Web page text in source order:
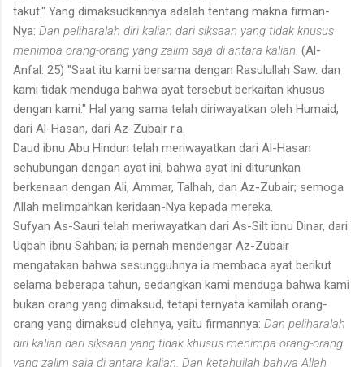
takut." Yang dimaksudkannya adalah tentang makna firman-
Nya: Dan peliharalah diri kalian dari siksaan yang tidak khusus
menimpa orang-orang yang zalim saja di antara kalian. (Al-
Anfal: 25) "Saat itu kami bersama dengan Rasulullah Saw. dan
kami tidak menduga bahwa ayat tersebut berkaitan khusus
dengan kami." Hal yang sama telah diriwayatkan oleh Humaid,
dari Al-Hasan, dari Az-Zubair r.a.
Daud ibnu Abu Hindun telah meriwayatkan dari Al-Hasan
sehubungan dengan ayat ini, bahwa ayat ini diturunkan
berkenaan dengan Ali, Ammar, Talhah, dan Az-Zubair; semoga
Allah melimpahkan keridaan-Nya kepada mereka.
Sufyan As-Sauri telah meriwayatkan dari As-Silt ibnu Dinar, dari
Uqbah ibnu Sahban; ia pernah mendengar Az-Zubair
mengatakan bahwa sesungguhnya ia membaca ayat berikut
selama beberapa tahun, sedangkan kami menduga bahwa kami
bukan orang yang dimaksud, tetapi ternyata kamilah orang-
orang yang dimaksud olehnya, yaitu firmannya: Dan peliharalah
diri kalian dari siksaan yang tidak khusus menimpa orang-orang
yang zalim saja di antara kalian. Dan ketahuilah bahwa Allah